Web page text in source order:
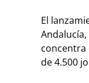
El
concentra
de 4.500